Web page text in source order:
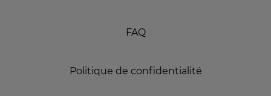
FAQ
Politique de confidentialité